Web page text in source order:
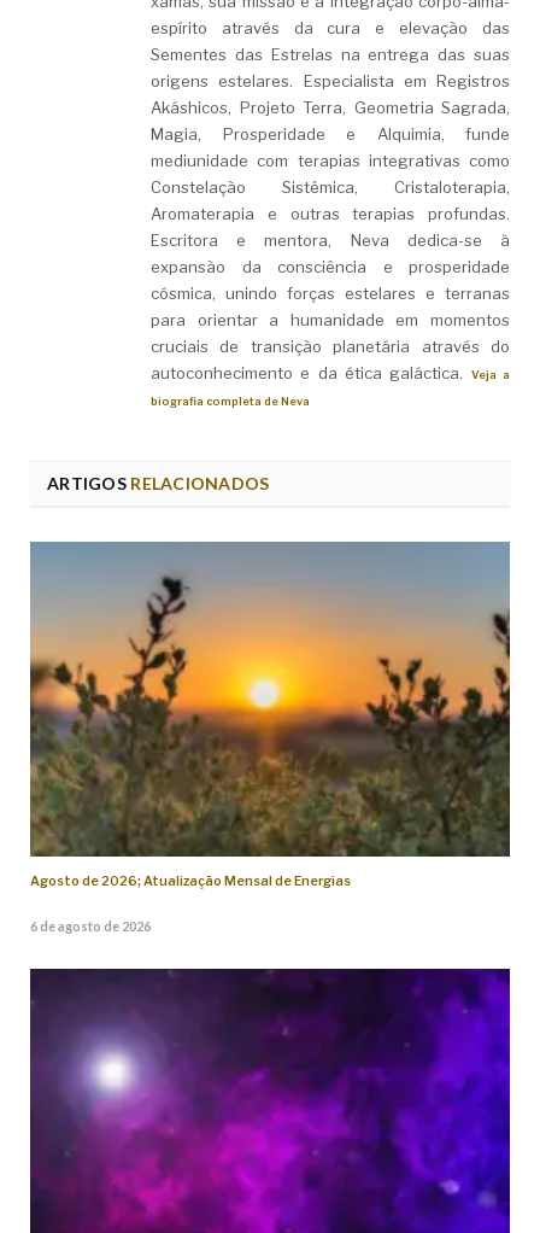
espírito através da cura e elevação das
Sementes das Estrelas na entrega das suas
origens estelares. Especialista em Registros
Akáshicos, Projeto Terra, Geometria Sagrada,
Magia, Prosperidade e Alquimia, funde
mediunidade com terapias integrativas como
Constelação Sistêmica, Cristaloterapia,
Aromaterapia e outras terapias profundas.
Escritora e mentora, Neva dedica-se à
expansão da consciência e prosperidade
cósmica, unindo forças estelares e terranas
para orientar a humanidade em momentos
cruciais de transição planetária através do
autoconhecimento e da ética galáctica.
Veja a
biografia completa de Neva
ARTIGOSRELACIONADOS
Agosto de 2026; Atualização Mensal de Energias
6 de agosto de 2026